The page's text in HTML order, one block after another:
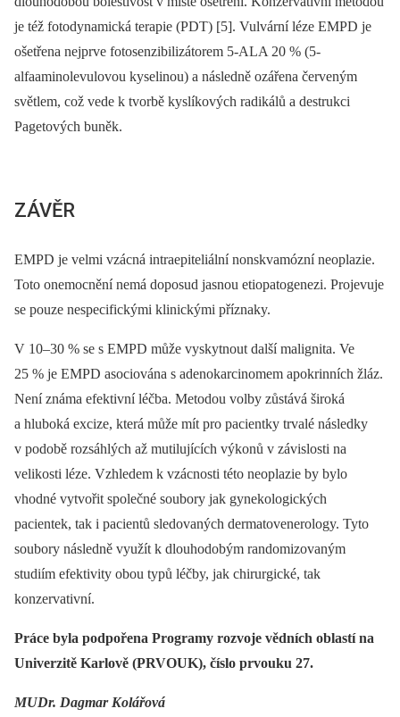
je též fotodynamická terapie (PDT) [5]. Vulvární léze EMPD je
ošetřena nejprve fotosenzibilizátorem 5-ALA 20 % (5-
alfaaminolevulovou kyselinou) a následně ozářena červeným
světlem, což vede k tvorbě kyslíkových radikálů a destrukci
Pagetových buněk.
ZÁVĚR
EMPD je velmi vzácná intraepiteliální nonskvamózní neoplazie.
Toto onemocnění nemá doposud jasnou etiopatogenezi. Projevuje
se pouze nespecifickými klinickými příznaky.
V 10–30 % se s EMPD může vyskytnout další malignita. Ve
25 % je EMPD asociována s adenokarcinomem apokrinních žláz.
Není známa efektivní léčba. Metodou volby zůstává široká
a hluboká excize, která může mít pro pacientky trvalé následky
v podobě rozsáhlých až mutilujících výkonů v závislosti na
velikosti léze. Vzhledem k vzácnosti této neoplazie by bylo
vhodné vytvořit společné soubory jak gynekologických
pacientek, tak i pacientů sledovaných dermatovenerology. Tyto
soubory následně využít k dlouhodobým randomizovaným
studiím efektivity obou typů léčby, jak chirurgické, tak
konzervativní.
Práce byla podpořena Programy rozvoje vědních oblastí na
Univerzitě Karlově (PRVOUK), číslo prvouku 27.
MUDr. Dagmar Kolářová